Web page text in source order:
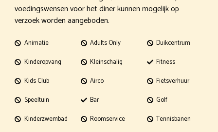
voedingswensen voor het diner kunnen mogelijk op
verzoek worden aangeboden.
Animatie
Kinderopvang
Kids Club
Speeltuin
Kinderzwembad
Adults Only
Kleinschalig
Airco
Bar
Roomservice
Duikcentrum
Fitness
Fietsverhuur
Golf
Tennisbanen